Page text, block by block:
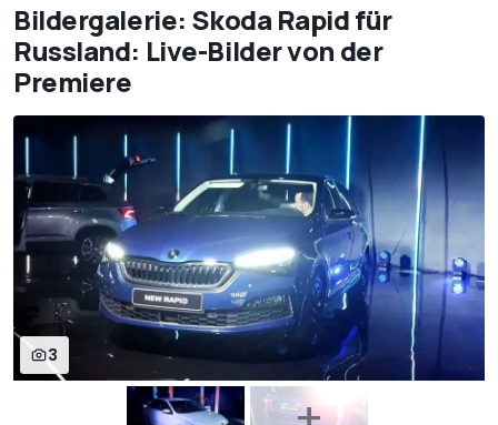
Bildergalerie: Skoda Rapid für
Russland: Live-Bilder von der
Premiere
3